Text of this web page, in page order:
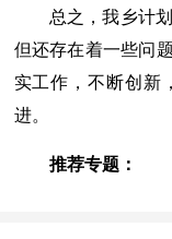
总之，我乡计
但还存在着一些问
实工作，不断创新
进。
推荐专题：